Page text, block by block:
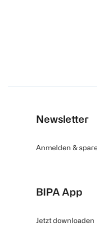
Newsletter
Anmelden &
BIPA App
Jetzt downloaden